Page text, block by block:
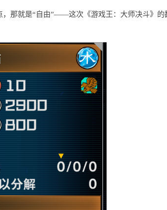
，那就是“自由”——这次《游戏王：大师决斗》的